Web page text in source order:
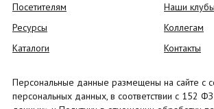
Посетителям
Ресурсы
Каталоги
Наши клубы
Коллегам
Контакты
Персональные данные размещены на сайте с
персональных данных, в соответствии с 152